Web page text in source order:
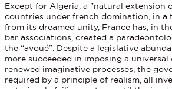
Except for Algeria, a "natural extension
countries under french domination, in a
from its dreamed unity, France has, in
bar associations, created a
the “avoué”. Despite a legislative
more succeeded in imposing a universal
renewed imaginative processes, the
required by a principle of realism, all